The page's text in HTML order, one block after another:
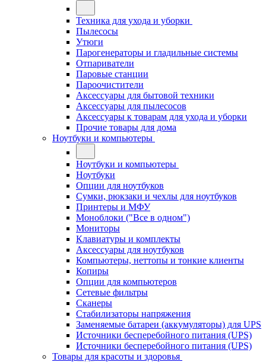
Техника для ухода и уборки
Пылесосы
Утюги
Парогенераторы и гладильные системы
Отпариватели
Паровые станции
Пароочистители
Аксессуары для бытовой техники
Аксессуары для пылесосов
Аксессуары к товарам для ухода и уборки
Прочие товары для дома
Ноутбуки и компьютеры
Ноутбуки и компьютеры
Ноутбуки
Опции для ноутбуков
Сумки, рюкзаки и чехлы для ноутбуков
Принтеры и МФУ
Моноблоки ("Все в одном")
Мониторы
Клавиатуры и комплекты
Аксессуары для ноутбуков
Компьютеры, неттопы и тонкие клиенты
Копиры
Опции для компьютеров
Сетевые фильтры
Сканеры
Стабилизаторы напряжения
Заменяемые батареи (аккумуляторы) для UPS
Источники бесперебойного питания (UPS)
Источники бесперебойного питания (UPS)
Товары для красоты и здоровья